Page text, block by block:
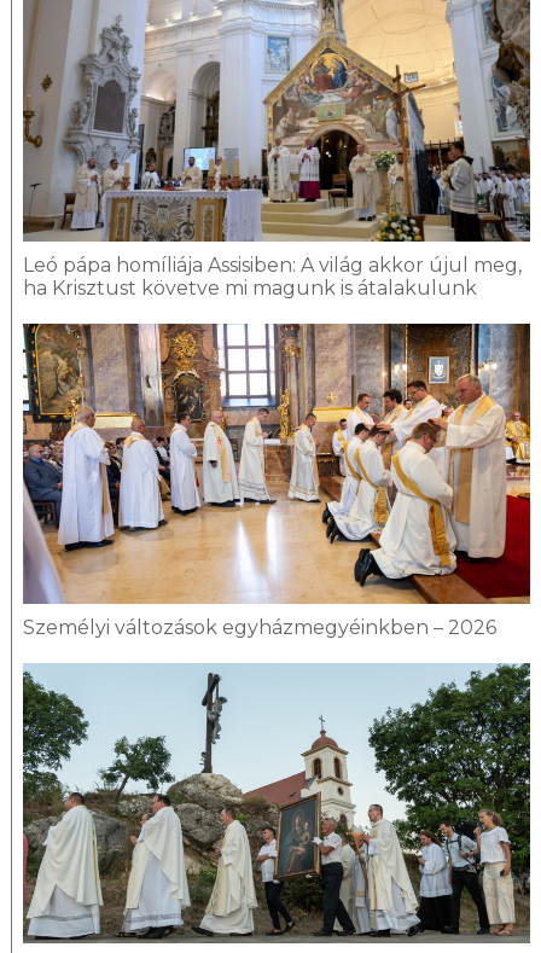
Leó pápa homíliája Assisiben: A világ akkor újul meg,
ha Krisztust követve mi magunk is átalakulunk
Személyi változások egyházmegyéinkben – 2026